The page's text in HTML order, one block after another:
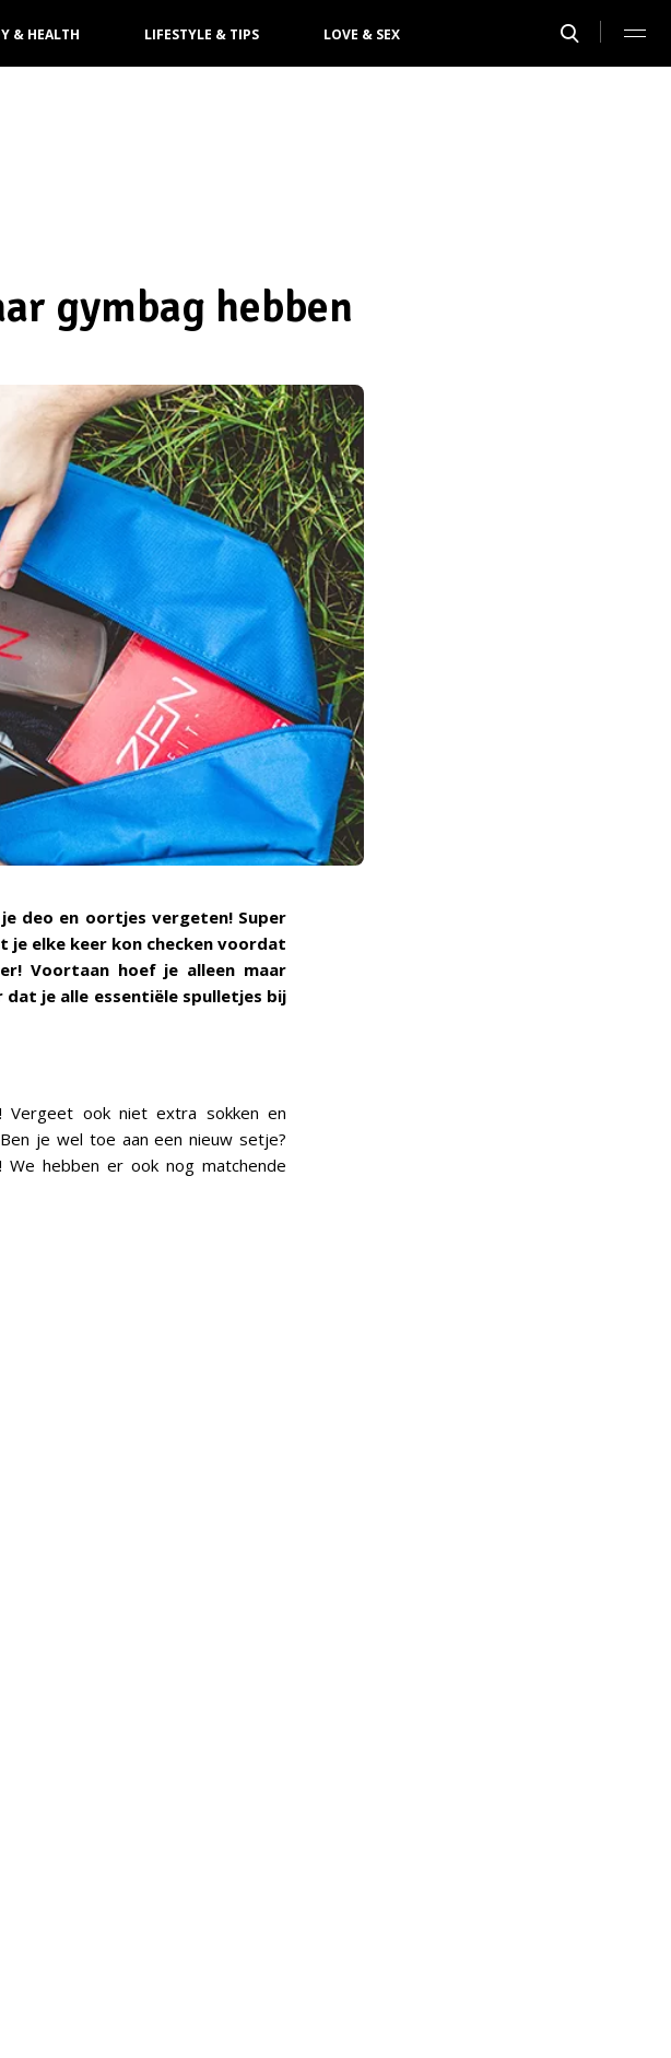
& HEALTH LIFESTYLE & TIPS LOVE & SEX
gymbag hebben
deo en oortjes vergeten! Super
je elke keer kon checken voordat
Voortaan hoef je alleen maar
je alle essentiële spulletjes bij
Vergeet ook niet extra sokken en
je wel toe aan een nieuw setje?
hebben er ook nog matchende